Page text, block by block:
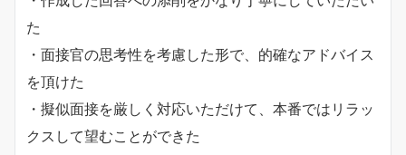
た
・面接官の思考性を考慮した形で、的確なアドバイス
を頂けた
・擬似面接を厳しく対応いただけて、本番ではリラッ
クスして望むことができた